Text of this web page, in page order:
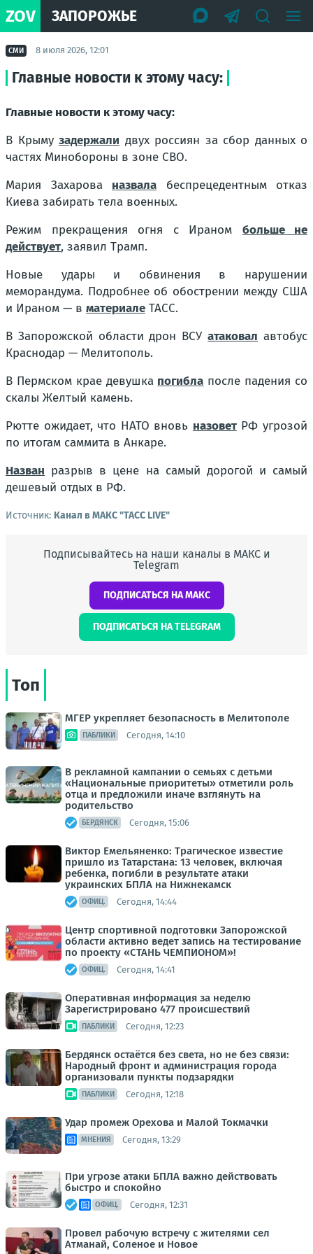
ZOV ЗАПОРОЖЬЕ
СМИ 8 июля 2026, 12:01
Главные новости к этому часу:
Главные новости к этому часу:
В Крыму задержали двух россиян за сбор данных о
частях Минобороны в зоне СВО.
Мария Захарова назвала беспрецедентным отказ
Киева забирать тела военных.
Режим прекращения огня с Ираном больше не
действует, заявил Трамп.
Новые удары и обвинения в нарушении
меморандума. Подробнее об обострении между США
и Ираном — в материале ТАСС.
В Запорожской области дрон ВСУатаковал автобус
Краснодар — Мелитополь.
В Пермском крае девушка погибла после падения со
скалы Желтый камень.
Рютте ожидает, что НАТО вновь назоветРФ угрозой
по итогам саммита в Анкаре.
Назван разрыв в цене на самый дорогой и самый
дешевый отдых в РФ.
Источник: Канал в МАКС "ТАСС LIVE"
Подписывайтесь на наши каналы в МАКС и
Telegram
ПОДПИСАТЬСЯ НА МАКС
ПОДПИСАТЬСЯ НА TELEGRAM
Топ
МГЕР укрепляет безопасность в Мелитополе
ПАБЛИКИ Сегодня, 14:10
В рекламной кампании о семьях с детьми
«Национальные приоритеты» отметили роль
отца и предложили иначе взглянуть на
родительство
БЕРДЯНСК Сегодня, 15:06
Виктор Емельяненко: Трагическое известие
пришло из Татарстана: 13 человек, включая
ребенка, погибли в результате атаки
украинских БПЛА на Нижнекамск
ОФИЦ. Сегодня, 14:44
Центр спортивной подготовки Запорожской
области активно ведет запись на тестирование
по проекту «СТАНЬ ЧЕМПИОНОМ»!
ОФИЦ. Сегодня, 14:41
Оперативная информация за неделю
Зарегистрировано 477 происшествий
ПАБЛИКИ Сегодня, 12:23
Бердянск остаётся без света, но не без связи:
Народный фронт и администрация города
организовали пункты подзарядки
ПАБЛИКИ Сегодня, 12:18
Удар промеж Орехова и Малой Токмачки
МНЕНИЯ Сегодня, 13:29
При угрозе атаки БПЛА важно действовать
быстро и спокойно
ОФИЦ. Сегодня, 12:31
Провел рабочую встречу с жителями сел
Атманай, Соленое и Новое